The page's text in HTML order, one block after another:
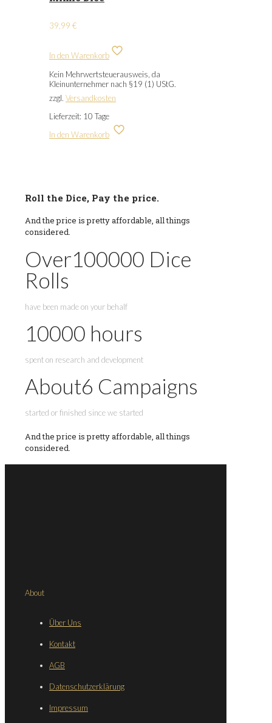
39,99 €
In den Warenkorb
Kein Mehrwertsteuerausweis, da
Kleinunternehmer nach §19 (1) UStG.
zzgl. Versandkosten
Lieferzeit: 10 Tage
In den Warenkorb
Roll the Dice, Pay the price.
And the price is pretty affordable, all things
considered.
Over100000 Dice
Rolls
have been made on your behalf
10000 hours
spent on research and development
About6 Campaigns
started or finished since we started
And the price is pretty affordable, all things
considered.
About
Über Uns
Kontakt
AGB
Datenschutzerklärung
Impressum